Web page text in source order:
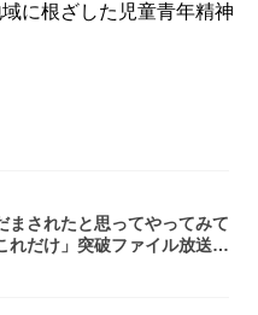
に根ざした児童青年精神
まされたと思ってやってみて
れだけ」突破ファイル放送で